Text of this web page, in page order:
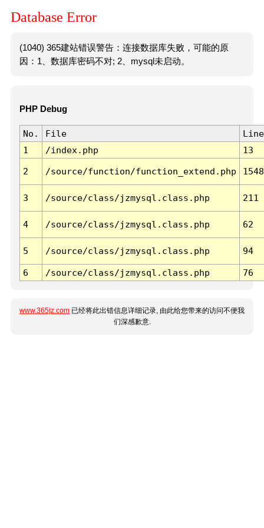
Database Error
(1040) 365建站错误警告：连接数据库失败，可能的原
因：1、数据库密码不对; 2、mysql未启动。
PHP Debug
No. File
Line
1
/index.php 13
2 /source/function/function_extend.php 1548
3 /source/class/jzmysql.class.php 211
4 /source/class/jzmysql.class.php 62
5 /source/class/jzmysql.class.php 94
6 /source/class/jzmysql.class.php 76
www.365jz.com 已经将此出错信息详细记录, 由此给您带来的访问不便我
们深感歉意.